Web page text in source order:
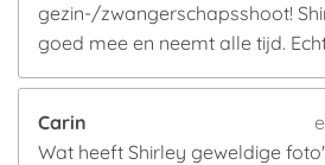
gezin-/zwangerschapsshoot!
goed mee en neemt alle tijd.
Carin
Wat heeft Shirley geweldige